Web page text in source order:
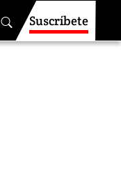
Suscríbete